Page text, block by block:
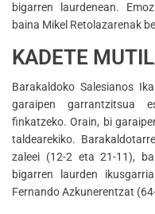
bigarren laurdenean.
baina Mikel Retolazarenak
KADETE
Barakaldoko Salesianos
garaipen garrantzitsua
finkatzeko. Orain, bi
taldearekiko.
zaleei (12-2 eta 21-11),
bigarren laurden
Fernando Azkunerentzat